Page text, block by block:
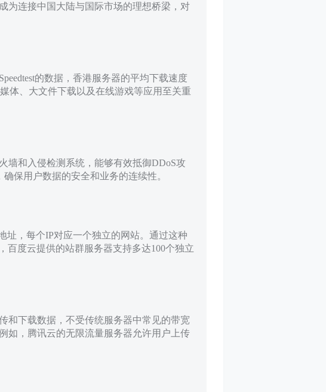
为连接中国大陆与国际市场的理想桥梁，对
的数据，香港服务器的平均下载速度
体、大文件下载以及在线游戏等应用至关重
墙和入侵检测系统，能够有效抵御DDoS攻
保用户数据的安全和业务的连续性。
址，每个IP对应一个独立的网站。通过这种
百度云提供的站群服务器支持多达100个独立
和下载数据，不受传统服务器中常见的带宽
如，腾讯云的无限流量服务器允许用户上传